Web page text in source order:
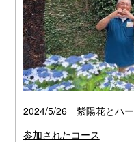
2024/5/26 紫陽花とハー
参加されたコース